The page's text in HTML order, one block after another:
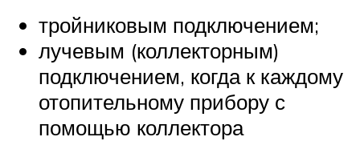
тройниковым подключением;
лучевым (коллекторным)
подключением, когда к каждому
отопительному прибору с
помощью коллектора